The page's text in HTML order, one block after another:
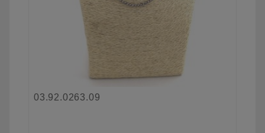
03.92.0263.09